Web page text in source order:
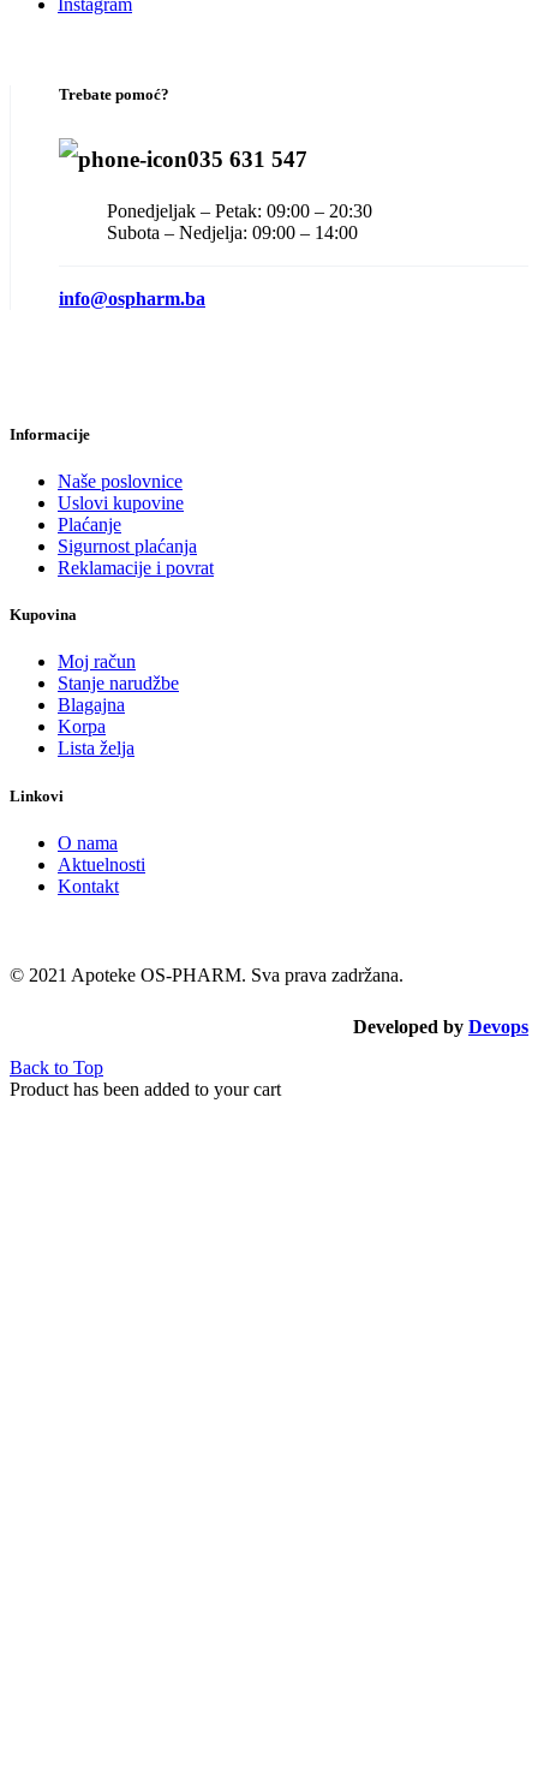
Trebate pomoć?
035 631 547
Ponedjeljak – Petak: 09:00 – 20:30
Subota – Nedjelja: 09:00 – 14:00
info@ospharm.ba
Informacije
Naše poslovnice
Uslovi kupovine
Plaćanje
Sigurnost plaćanja
Reklamacije i povrat
Kupovina
Moj račun
Stanje narudžbe
Blagajna
Korpa
Lista želja
Linkovi
O nama
Aktuelnosti
Kontakt
© 2021 Apoteke OS-PHARM. Sva prava zadržana.
Developed by Devops
Back to Top
Product has been added to your cart